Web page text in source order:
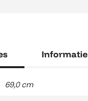
Informatie
69,0 cm